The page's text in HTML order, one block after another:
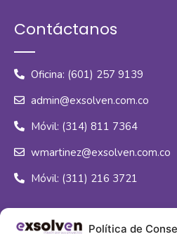
Política de
Contáctanos
Oficina: (601) 257 9139
admin@exsolven.com.co
Móvil: (314) 811 7364
wmartinez@exsolven.com.co
Móvil: (311) 216 3721
Síguenos